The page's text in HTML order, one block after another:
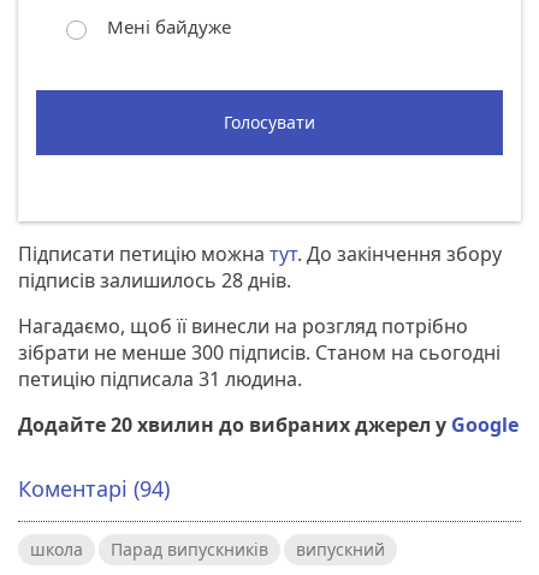
Мені байдуже
Голосувати
Підписати петицію можна тут. До закінчення збору
підписів залишилось 28 днів.
Нагадаємо, щоб її винесли на розгляд потрібно
зібрати не менше 300 підписів. Станом на сьогодні
петицію підписала 31 людина.
Додайте 20 хвилин до вибраних джерел у Google
Коментарі (94)
школа Парад випускників випускний